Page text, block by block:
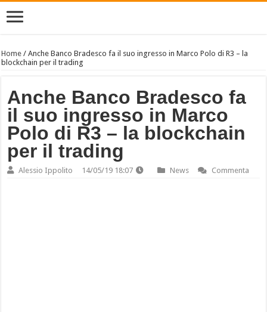
Home /Anche Banco Bradesco fa il suo ingresso in Marco Polo di R3 – la
blockchain per il trading
Anche Banco Bradesco fa
il suo ingresso in Marco
Polo di R3 – la blockchain
per il trading
Alessio Ippolito 14/05/19 18:07 News Commenta